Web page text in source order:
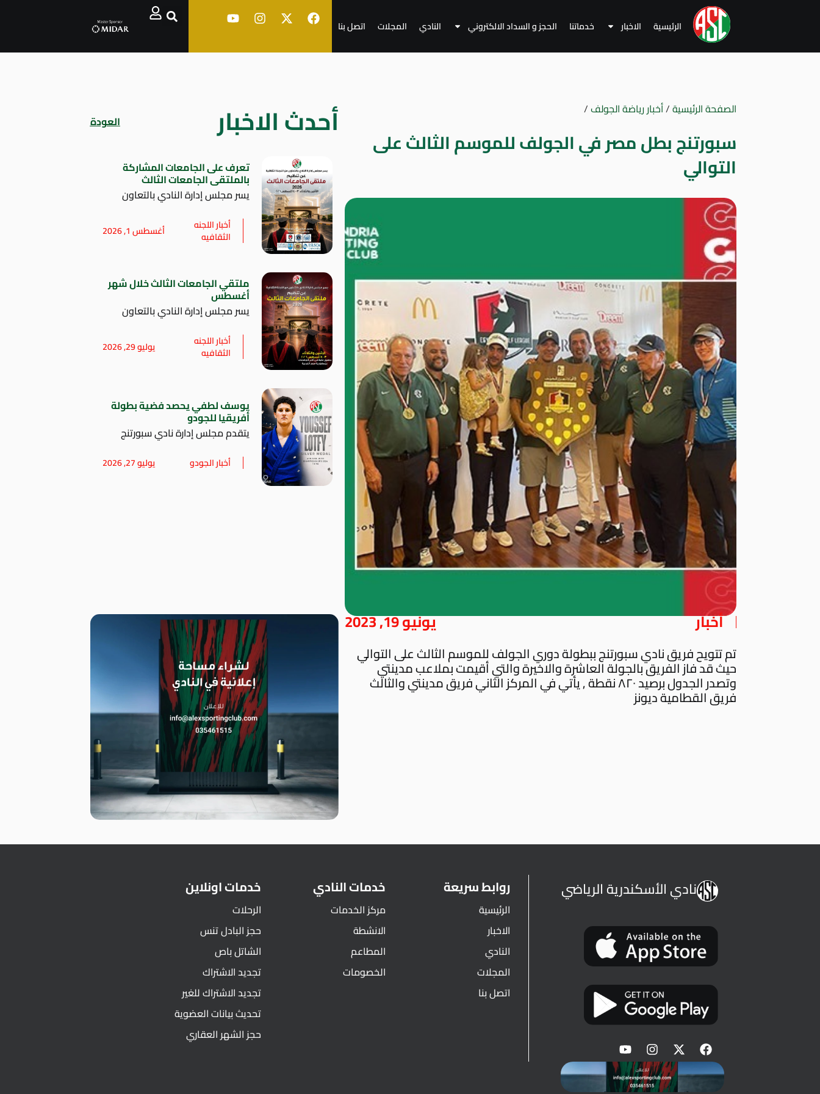
الرئيسية الاخبار خدماتنا الحجز و السداد الالكتروني النادي المجلات اتصل بنا
الصفحة الرئيسية/أخبار رياضة الجولف/
سبورتنج بطل مصر في الجولف للموسم الثالث على
التوالي
أخبار يونيو 19, 2023
تم تتويح فريق نادي سبورتنج ببطولة دوري الجولف للموسم الثالث على التوالي
حيث قد فاز الفريق بالجولة العاشرة والاخيرة والتي أقيمت بملاعب مدينتي
وتصدر الجدول برصيد ٨٢٠ نقطة , يأتي في المركز الثاني فريق مدينتي والثالث
فريق القطامية ديونز
أحدث الاخبار العودة
تعرف على الجامعات المشاركة
بالملتقى الجامعات الثالث
يسر مجلس إدارة النادي بالتعاون
أخبار اللجنه
الثقافيه أغسطس 1, 2026
ملتقي الجامعات الثالث خلال شهر
أغسطس
يسر مجلس إدارة النادي بالتعاون
أخبار اللجنه
الثقافيه يوليو 29, 2026
يوسف لطفي يحصد فضية بطولة
أفريقيا للجودو
يتقدم مجلس إدارة نادي سبورتنج
أخبار الجودو يوليو 27, 2026
نادي الأسكندرية الرياضي روابط سريعة
الرئيسية
الاخبار
النادي
المجلات
اتصل بنا
خدمات النادي
مركز الخدمات
الانشطة
المطاعم
الخصومات
خدمات اونلاين
الرحلات
حجز البادل تنس
الشاتل باص
تجديد الاشتراك
تجديد الاشتراك للغير
تحديث بيانات العضوية
حجز الشهر العقاري